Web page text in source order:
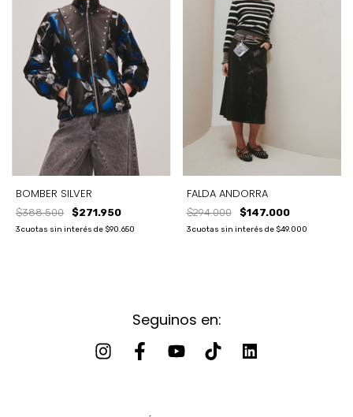
BOMBER SILVER
$388.500 $271.950
3cuotas sin interés de $90.650
FALDA ANDORRA
$294.000 $147.000
3 cuotas sin interés de $49.000
Seguinos en: